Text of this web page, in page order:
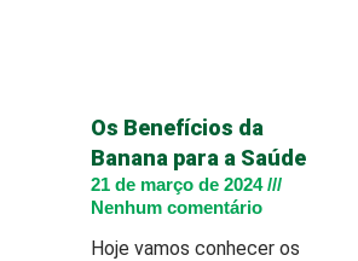
Os Benefícios da
Banana para a Saúde
21 de março de 2024
Nenhum comentário
Hoje vamos conhecer os